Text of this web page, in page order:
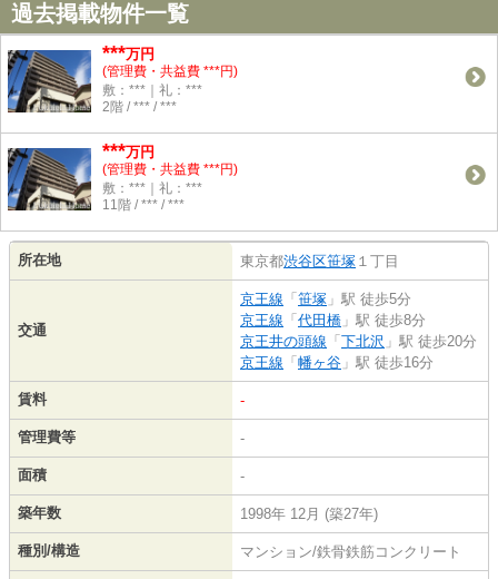
過去掲載物件一覧
***万円
(管理費・共益費 ***円)
敷：***｜礼：***
2階 / *** / ***
***万円
(管理費・共益費 ***円)
敷：***｜礼：***
11階 / *** / ***
所在地 東京都渋谷区笹塚 １丁目
交通
京王線 「 笹塚 」駅 徒歩5分
京王線 「 代田橋 」駅 徒歩8分
京王井の頭線 「 下北沢 」駅 徒歩20分
京王線 「 幡ヶ谷 」駅 徒歩16分
賃料 -
管理費等 -
面積 -
築年数 1998年 12月 (築27年)
種別/構造 マンション/鉄骨鉄筋コンクリート